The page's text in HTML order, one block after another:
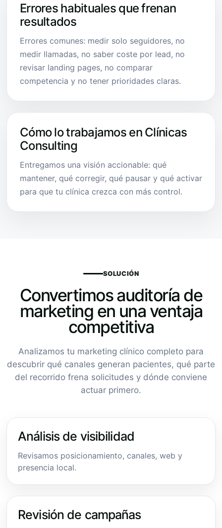
Errores habituales que frenan
resultados
Errores comunes: medir solo seguidores, no
medir llamadas, no saber coste por lead, no
revisar landing pages, no comparar
competencia y no tener prioridades claras.
Cómo lo trabajamos en Clínicas
Consulting
Entregamos una visión accionable: qué
mantener, qué corregir, qué pausar y qué activar
para que tu clínica crezca con más control.
SOLUCIÓN
Convertimos auditoría de
marketing en una ventaja
competitiva
Analizamos tu marketing clínico completo para
descubrir qué canales generan pacientes, qué parte
del recorrido frena solicitudes y dónde conviene
actuar primero.
Análisis de visibilidad
Revisamos posicionamiento, canales, web y
presencia local.
Revisión de campañas